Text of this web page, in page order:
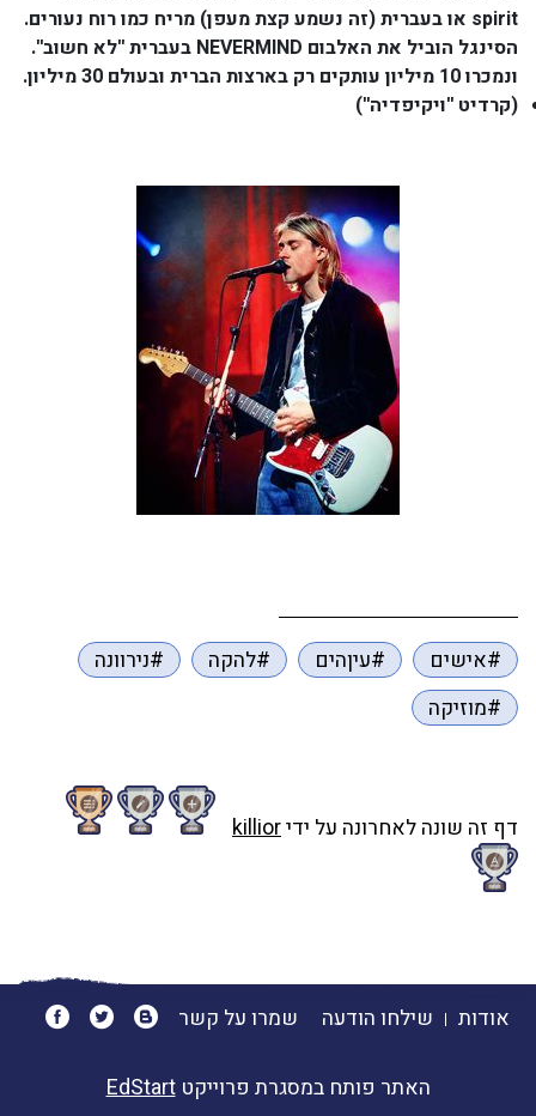
spirit או בעברית (זה נשמע קצת מעפן) מריח כמו רוח נעורים.
הסינגל הוביל את האלבום NEVERMIND בעברית ''לא חשוב''.
ונמכרו 10 מיליון עותקים רק בארצות הברית ובעולם 30 מיליון.
(קרדיט ''ויקיפדיה'')
#אישים #עיןהים #להקה
#נירוונה
#מוזיקה
דף זה שונה לאחרונה על ידיkillior
אודות שילחו הודעה שמרו על קשר
האתר פותח במסגרת פרוייקטEdStart